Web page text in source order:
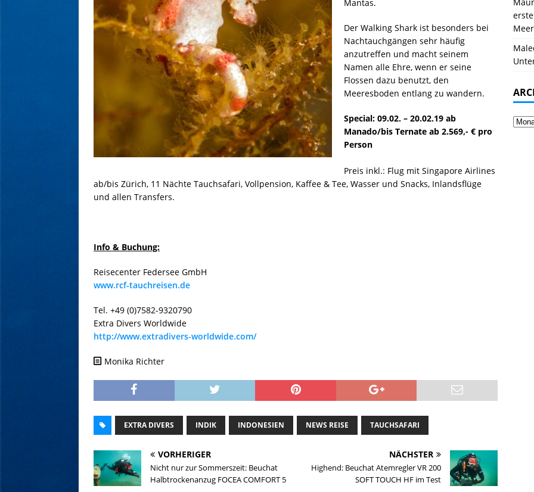
Mantas.
Der Walking Shark ist besonders bei
Nachtauchgängen sehr häufig
anzutreffen und macht seinem
Namen alle Ehre, wenn er seine
Flossen dazu benutzt, den
Meeresboden entlang zu wandern.
Special: 09.02. – 20.02.19 ab
Manado/bis Ternate ab 2.569,- € pro
Person
Preis inkl.: Flug mit Singapore Airlines
ab/bis Zürich, 11 Nächte Tauchsafari, Vollpension, Kaffee & Tee, Wasser und Snacks, Inlandsflüge
und allen Transfers.
Info & Buchung:
Reisecenter Federsee GmbH
www.rcf-tauchreisen.de
Tel. +49 (0)7582-9320790
Extra Divers Worldwide
http://www.extradivers-worldwide.com/
Monika Richter
EXTRA DIVERS INDIK INDONESIEN NEWS REISE TAUCHSAFARI
VORHERIGER
Nicht nur zur Sommerszeit: Beuchat
Halbtrockenanzug FOCEA COMFORT 5
NÄCHSTER
Highend: Beuchat Atemregler VR 200
SOFT TOUCH HF im Test